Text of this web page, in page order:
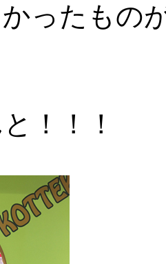
ったもの
！！！